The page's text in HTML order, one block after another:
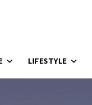
LIFESTYLE